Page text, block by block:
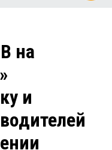
Блоги
Архив
на
и